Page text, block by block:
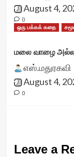
August 4,
0
ஒரு பக்கக் கதை
மலை வாழை
எஸ்.மதுரகவி
August 4,
0
Leave a